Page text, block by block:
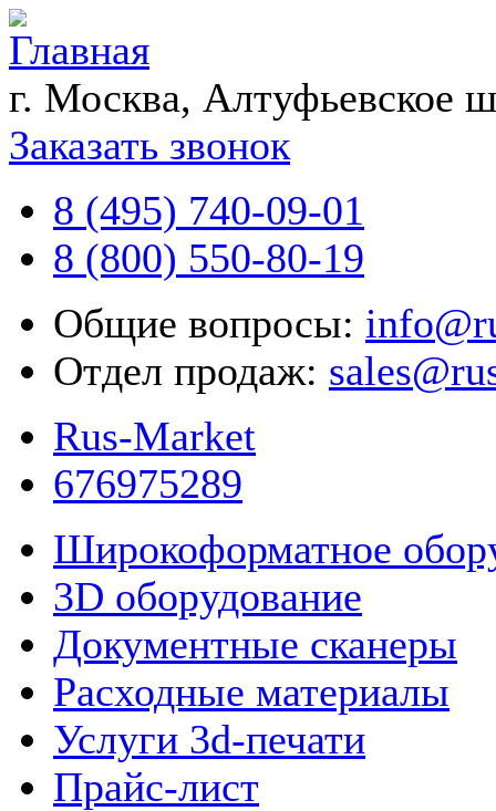
г. Москва, Алтуфьевское
Заказать звонок
8 (495) 740-09-01
8 (800) 550-80-19
Общие вопросы:
Отдел продаж:
Rus-Market
676975289
Широкоформатное
3D оборудование
Документные сканеры
Расходные материалы
Услуги 3d-печати
Прайс-лист